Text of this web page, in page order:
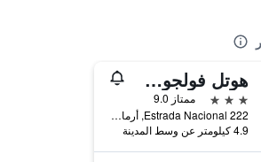
هوتل فولجوسا دورو
3 نجوم
ممتاز 9.0
Estrada Nacional 222, أرمامار, محافظة فيسيو, البرتغال
4.9 كيلومتر عن وسط المدينة